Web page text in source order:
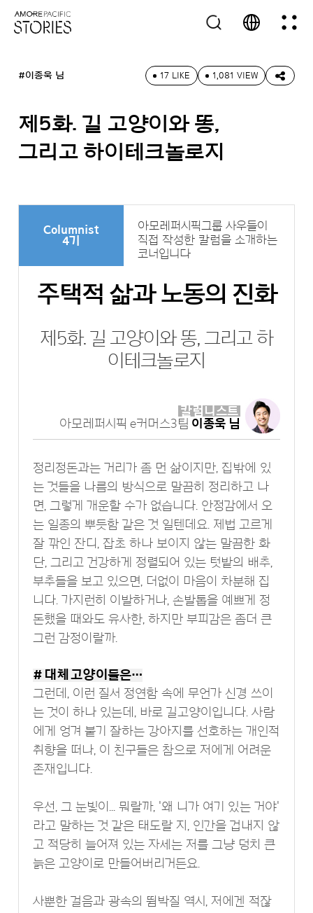
#이종욱 님 17 LIKE 1,081 VIEW
제5화. 길 고양이와 똥,
그리고 하이테크놀로지
Columnist
4기
아모레퍼시픽그룹 사우들이
직접 작성한 칼럼을 소개하는
코너입니다
주택적 삶과 노동의 진화
제5화. 길 고양이와 똥, 그리고 하
이테크놀로지
칼럼니스트
아모레퍼시픽 e커머스3팀 이종욱 님
정리정돈과는 거리가 좀 먼 삶이지만, 집밖에 있
는 것들을 나름의 방식으로 말끔히 정리하고 나
면, 그렇게 개운할 수가 없습니다. 안정감에서 오
는 일종의 뿌듯함 같은 것 일텐데요. 제법 고르게
잘 깎인 잔디, 잡초 하나 보이지 않는 말끔한 화
단, 그리고 건강하게 정렬되어 있는 텃밭의 배추,
부추들을 보고 있으면, 더없이 마음이 차분해 집
니다. 가지런히 이발하거나, 손발톱을 예쁘게 정
돈했을 때와도 유사한, 하지만 부피감은 좀더 큰
그런 감정이랄까.
# 대체 고양이들은…
그런데, 이런 질서 정연함 속에 무언가 신경 쓰이
는 것이 하나 있는데, 바로 길고양이입니다. 사람
에게 엉겨 붙기 잘하는 강아지를 선호하는 개인적
취향을 떠나, 이 친구들은 참으로 저에게 어려운
존재입니다.
우선, 그 눈빛이... 뭐랄까, '왜 니가 여기 있는 거야'
라고 말하는 것 같은 태도랄 지, 인간을 겁내지 않
고 적당히 늘어져 있는 자세는 저를 그냥 덩치 큰
늙은 고양이로 만들어버리거든요.
사뿐한 걸음과 광속의 뜀박질 역시, 저에겐 적잖